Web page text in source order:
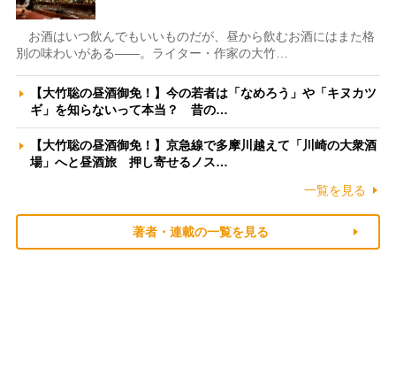
お酒はいつ飲んでもいいものだが、昼から飲むお酒にはまた格
別の味わいがある――。ライター・作家の大竹…
【大竹聡の昼酒御免！】今の若者は「なめろう」や「キヌカツ
ギ」を知らないって本当？ 昔の…
【大竹聡の昼酒御免！】京急線で多摩川越えて「川崎の大衆酒
場」へと昼酒旅 押し寄せるノス…
一覧を見る
著者・連載の一覧を見る